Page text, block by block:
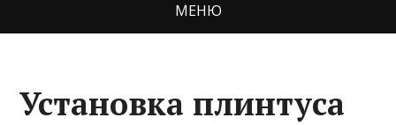
МЕНЮ
Установка плинтуса